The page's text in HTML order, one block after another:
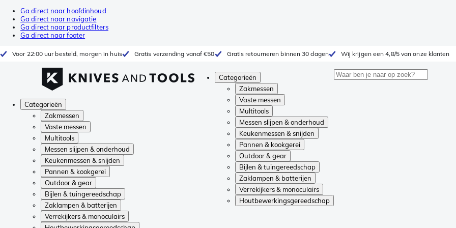
Ga direct naar hoofdinhoud
Ga direct naar navigatie
Ga direct naar productfilters
Ga direct naar footer
Voor 22:00 uur besteld, morgen in huis Gratis verzending vanaf €50 Gratis retourneren binnen 30 dagen Wij krijgen een 4,8/5 van onze klanten
Categorieën
Zakmessen
Vaste messen
Multitools
Messen slijpen & onderhoud
Keukenmessen & snijden
Pannen & kookgerei
Outdoor & gear
Bijlen & tuingereedschap
Zaklampen & batterijen
Verrekijkers & monoculairs
Houtbewerkingsgereedschap
Categorieën
Zakmessen
Vaste messen
Multitools
Messen slijpen & onderhoud
Keukenmessen & snijden
Pannen & kookgerei
Outdoor & gear
Bijlen & tuingereedschap
Zaklampen & batterijen
Verrekijkers & monoculairs